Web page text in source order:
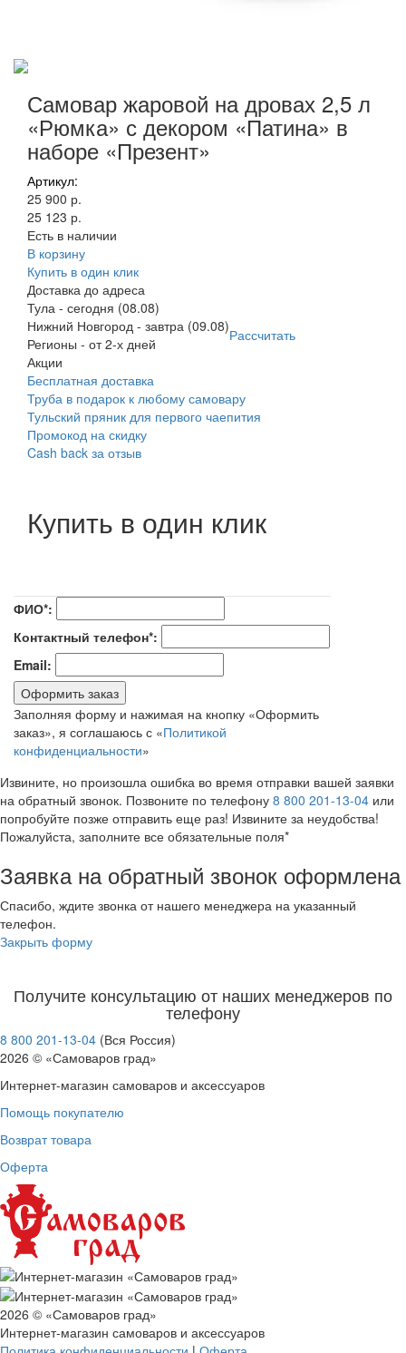
Самовар жаровой на дровах 2,5 л
«Рюмка» с декором «Патина» в
наборе «Презент»
Артикул:
25 900 р.
25 123 р.
Есть в наличии
В корзину
Купить в один клик
Доставка до адреса
Тула - сегодня (08.08)
Нижний Новгород - завтра (09.08)Рассчитать
Регионы - от 2-х дней
Акции
Бесплатная доставка
Труба в подарок к любому самовару
Тульский пряник для первого чаепития
Промокод на скидку
Cash back за отзыв
Купить в один клик
ФИО*:
Контактный телефон*:
Email:
Оформить заказ
Заполняя форму и нажимая на кнопку «Оформить
заказ», я соглашаюсь с «Политикой
конфиденциальности»
Извините, но произошла ошибка во время отправки вашей заявки
на обратный звонок. Позвоните по телефону 8 800 201-13-04 или
попробуйте позже отправить еще раз! Извините за неудобства!
Пожалуйста, заполните все обязательные поля*
Заявка на обратный звонок оформлена
Спасибо, ждите звонка от нашего менеджера на указанный
телефон.
Закрыть форму
Получите консультацию от наших менеджеров по
телефону
8 800 201-13-04 (Вся Россия)
2026 © «Самоваров град»
Интернет-магазин самоваров и аксессуаров
Помощь покупателю
Возврат товара
Оферта
2026 © «Самоваров град»
Интернет-магазин самоваров и аксессуаров